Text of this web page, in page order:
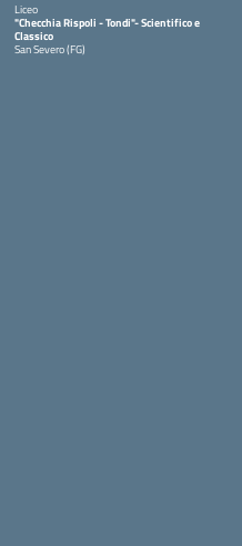
Liceo
"Checchia Rispoli - Tondi"- Scientifico e
Classico
San Severo (FG)